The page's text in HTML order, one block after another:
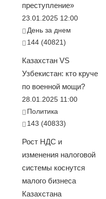
преступление»
23.01.2025 12:00
День за днем
144 (40821)
Казахстан VS
Узбекистан: кто круче
по военной мощи?
28.01.2025 11:00
Политика
143 (40833)
Рост НДС и
изменения налоговой
системы коснутся
малого бизнеса
Казахстана